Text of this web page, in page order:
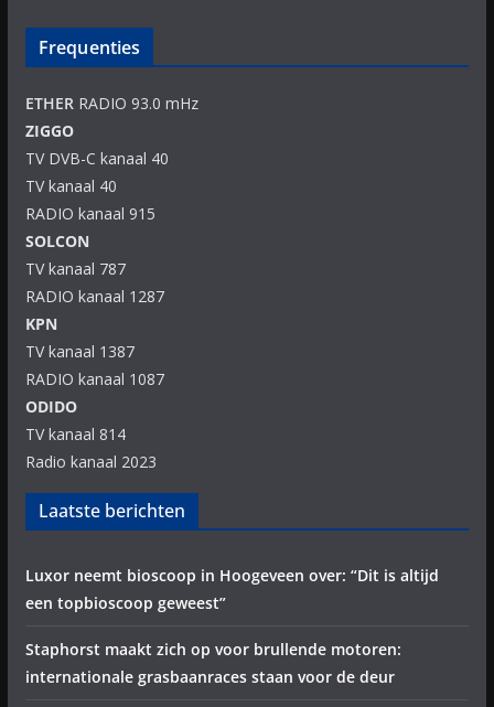
Frequenties
ETHERRADIO 93.0 mHz
ZIGGO
TV DVB-C kanaal 40
TV kanaal 40
RADIO kanaal 915
SOLCON
TV kanaal 787
RADIO kanaal 1287
KPN
TV kanaal 1387
RADIO kanaal 1087
ODIDO
TV kanaal 814
Radio kanaal 2023
Laatste berichten
Luxor neemt bioscoop in Hoogeveen over: “Dit is altijd
een topbioscoop geweest”
Staphorst maakt zich op voor brullende motoren:
internationale grasbaanraces staan voor de deur